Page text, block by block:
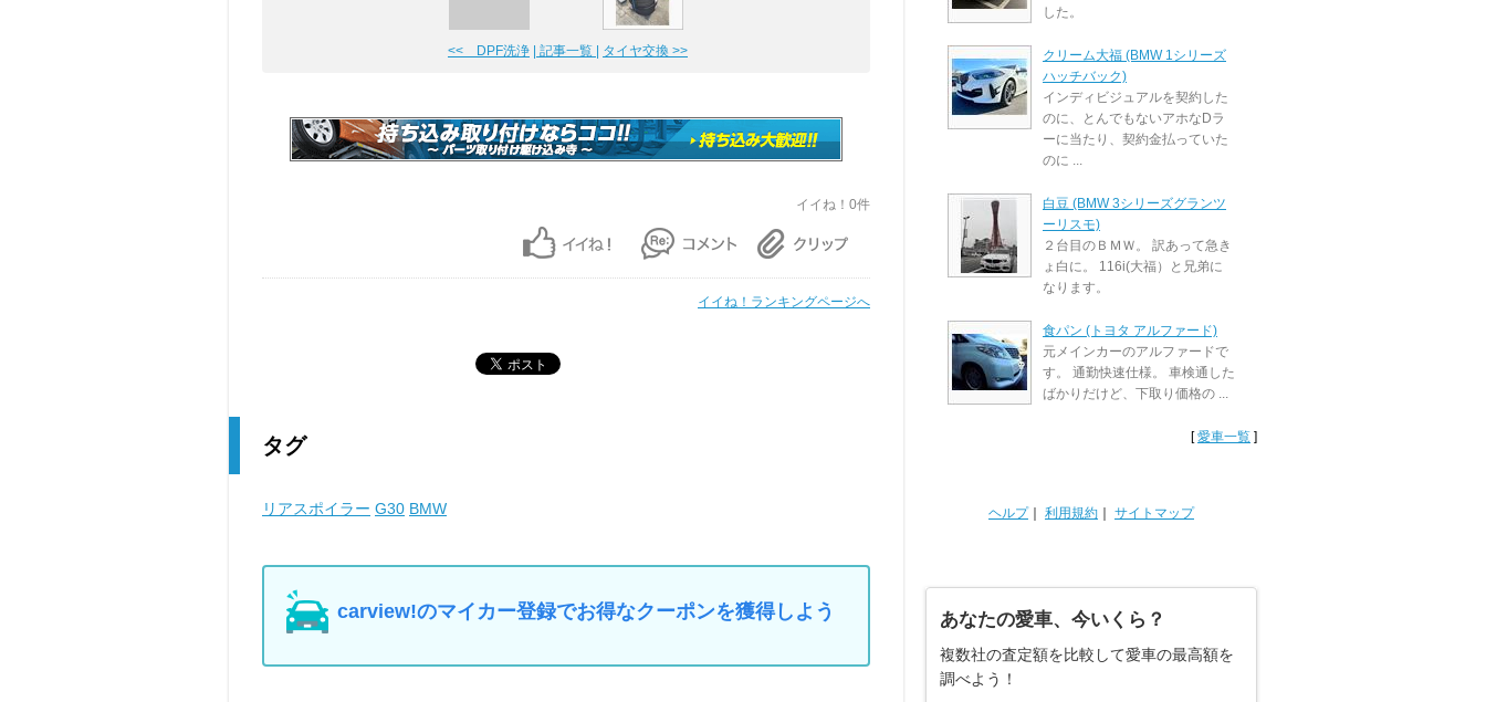
<< DPF洗浄 | 記事一覧 | タイヤ交換 >>
イイね！0件
イイね！ランキングページへ
タグ
リアスポイラー G30 BMW
carview!のマイカー登録でお得なクーポンを獲得しよう
した。
クリーム大福 (BMW 1シリーズ
ハッチバック)
インディビジュアルを契約した
のに、とんでもないアホなDラ
ーに当たり、契約金払っていた
のに ...
白豆 (BMW 3シリーズグランツ
ーリスモ)
２台目のＢＭＷ。 訳あって急き
ょ白に。 116i(大福）と兄弟に
なります。
食パン (トヨタ アルファード)
元メインカーのアルファードで
す。 通勤快速仕様。 車検通した
ばかりだけど、下取り価格の ...
[愛車一覧 ]
ヘルプ｜ 利用規約 サイトマップ
あなたの愛車、今いくら？
複数社の査定額を比較して愛車の最高額を
調べよう！